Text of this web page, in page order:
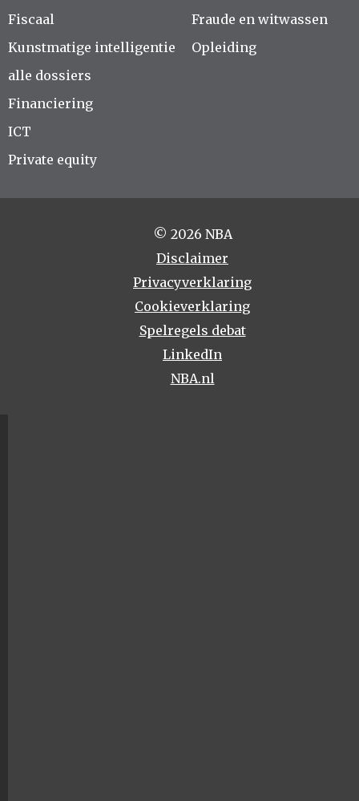
Fiscaal
Kunstmatige intelligentie
alle dossiers
Fraude en witwassen
Opleiding
Financiering
ICT
Private equity
© 2026 NBA
Disclaimer
Privacyverklaring
Cookieverklaring
Spelregels debat
LinkedIn
NBA.nl